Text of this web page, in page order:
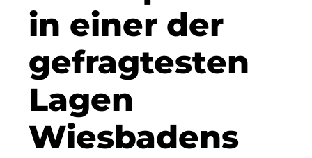
Die Werkbank IT GmbH
Docunite
Eternal Power
Eventnet
F4 Immobilien GmbH
Finanzchef24
in einer der
gefragtesten
Lagen
Wiesbadens